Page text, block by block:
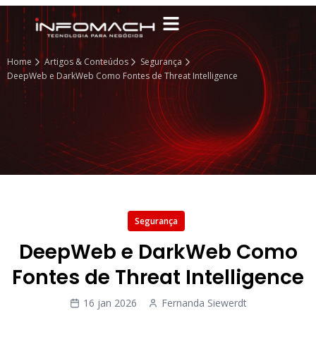
Home Artigos & Conteúdos
Segurança
DeepWeb e DarkWeb Como Fontes de Threat Intelligence
Segurança
DeepWeb e DarkWeb Como
Fontes de Threat Intelligence
16 jan 2026 Fernanda Siewerdt